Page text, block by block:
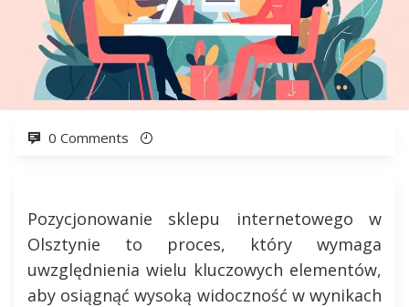
0 Comments
Pozycjonowanie sklepu internetowego w
Olsztynie to proces, który wymaga
uwzględnienia wielu kluczowych elementów,
aby osiągnąć wysoką widoczność w wynikach